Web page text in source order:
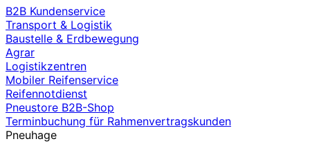
B2B Kundenservice
Transport & Logistik
Baustelle & Erdbewegung
Agrar
Logistikzentren
Mobiler Reifenservice
Reifennotdienst
Pneustore B2B-Shop
Terminbuchung für Rahmenvertragskunden
Pneuhage